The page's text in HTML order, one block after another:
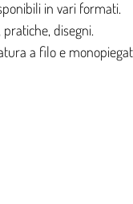
in vari formati.
disegni.
a filo e